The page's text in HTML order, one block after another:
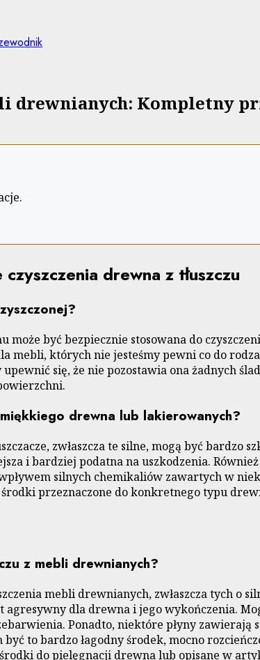
drewnianych: Kompletny
drewna z tłuszczu
może być bezpiecznie stosowana do
mebli, których nie jesteśmy pewni co do
się, że nie pozostawia ona żadnych
drewna lub lakierowanych?
zwłaszcza te silne, mogą być
i bardziej podatna na uszkodzenia.
silnych chemikaliów zawartych w
przeznaczone do konkretnego typu
z mebli drewnianych?
mebli drewnianych, zwłaszcza tych o
agresywny dla drewna i jego wykończenia.
Ponadto, niektóre płyny
to bardzo łagodny środek, mocno
do pielęgnacji drewna lub opisane w